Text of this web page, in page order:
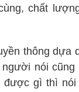
chất
thông dựa
người nói
gì thì